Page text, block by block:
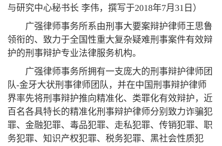
与研究中心秘书长 李伟，撰写于2018年7月31日）
广强律师事务所系由刑事大要案辩护律师王思鲁
领衔的、致力于全国性重大复杂疑难刑事案件有效辩
护的刑事辩护专业法律服务机构。
广强律师事务所拥有一支庞大的刑事辩护律师团
队-金牙大状刑事律师团队，并在中国刑事辩护律师
界率先将刑事辩护推向精准化、类罪化有效辩护，近
百名各具特长的精准化刑事辩护律师分别致力诈骗犯
罪、金融犯罪、毒品犯罪、走私犯罪、传销犯罪、职
务犯罪、知识产权犯罪、税务犯罪、黑社会性质犯